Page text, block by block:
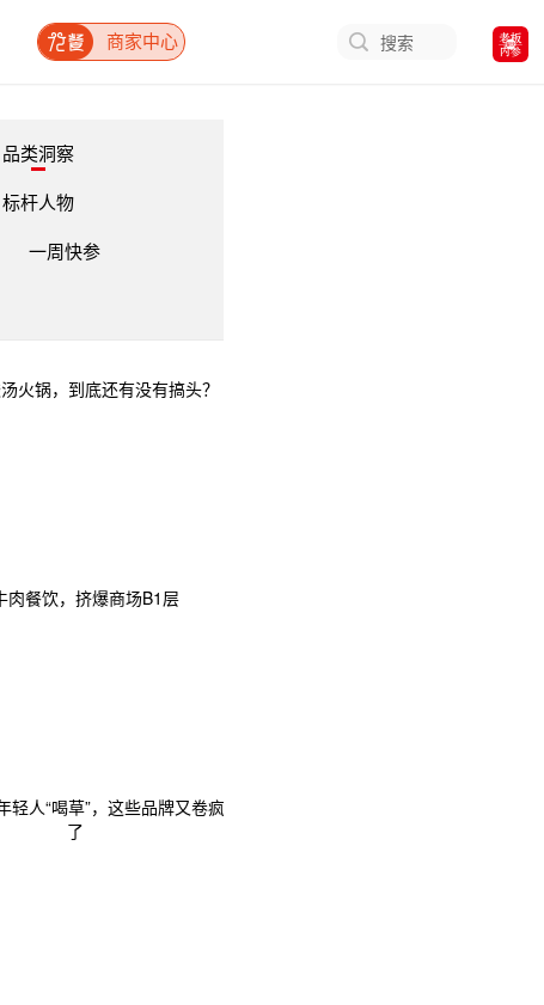
商家中心 搜索
品类洞察
标杆人物
一周快参